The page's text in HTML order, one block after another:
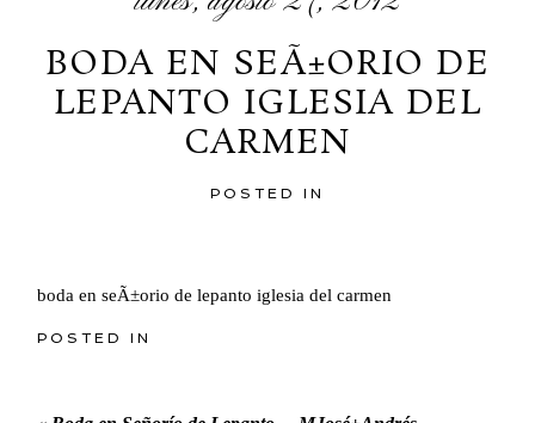
BODA EN SEÃ±ORIO DE
LEPANTO IGLESIA DEL
CARMEN
POSTED IN
boda en seÃ±orio de lepanto iglesia del carmen
POSTED IN